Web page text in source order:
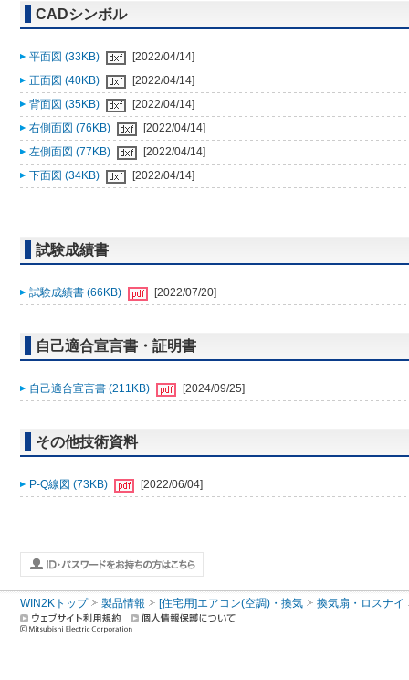
CADシンボル
平面図 (33KB)
[2022/04/14]
正面図 (40KB)
[2022/04/14]
背面図 (35KB)
[2022/04/14]
右側面図 (76KB)
[2022/04/14]
左側面図 (77KB)
[2022/04/14]
下面図 (34KB)
[2022/04/14]
試験成績書
試験成績書 (66KB) [2022/07/20]
自己適合宣言書・証明書
自己適合宣言書 (211KB) [2024/09/25]
その他技術資料
P-Q線図 (73KB) [2022/06/04]
WIN2Kトップ 製品情報 [住宅用]エアコン(空調)・換気 換気扇・ロスナイ